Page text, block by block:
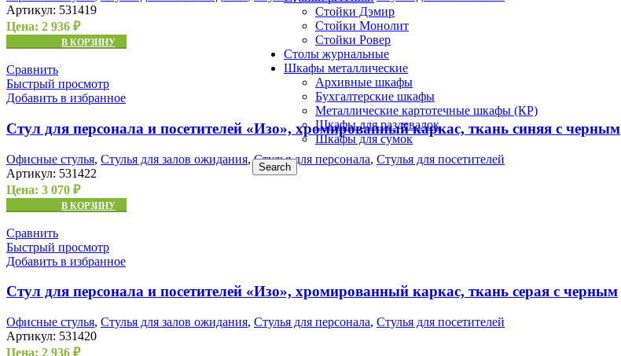
Стойки Дэмир
Стойки Монолит
Стойки Ровер
Столы журнальные
Шкафы металлические
Архивные шкафы
Бухгалтерские шкафы
Металлические картотечные шкафы (КР)
Шкафы для раздевалок
Шкафы для сумок
Search
Артикул: 531419
Цена: 2 936 ₽
В КОРЗИНУ
Сравнить
Быстрый просмотр
Добавить в избранное
Стул для персонала и посетителей «Изо», хромированный каркас, ткань синяя с черным
Офисные стулья, Стулья для залов ожидания, Стулья для персонала, Стулья для посетителей
Артикул: 531422
Цена: 3 070 ₽
В КОРЗИНУ
Сравнить
Быстрый просмотр
Добавить в избранное
Стул для персонала и посетителей «Изо», хромированный каркас, ткань серая с черным
Офисные стулья, Стулья для залов ожидания, Стулья для персонала, Стулья для посетителей
Артикул: 531420
Цена: 2 936 ₽